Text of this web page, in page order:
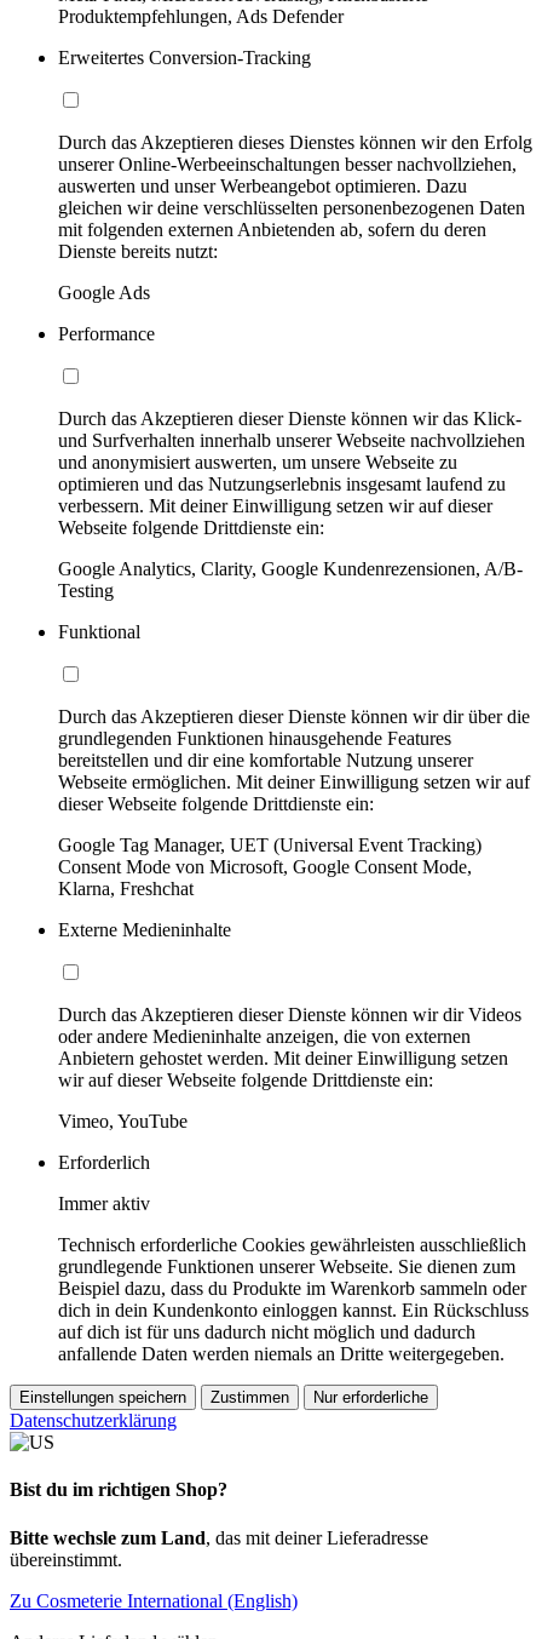
Produktempfehlungen, Ads Defender
Erweitertes Conversion-Tracking
Durch das Akzeptieren dieses Dienstes können wir den Erfolg
unserer Online-Werbeeinschaltungen besser nachvollziehen,
auswerten und unser Werbeangebot optimieren. Dazu
gleichen wir deine verschlüsselten personenbezogenen Daten
mit folgenden externen Anbietenden ab, sofern du deren
Dienste bereits nutzt:
Google Ads
Performance
Durch das Akzeptieren dieser Dienste können wir das Klick-
und Surfverhalten innerhalb unserer Webseite nachvollziehen
und anonymisiert auswerten, um unsere Webseite zu
optimieren und das Nutzungserlebnis insgesamt laufend zu
verbessern. Mit deiner Einwilligung setzen wir auf dieser
Webseite folgende Drittdienste ein:
Google Analytics, Clarity, Google Kundenrezensionen, A/B-
Testing
Funktional
Durch das Akzeptieren dieser Dienste können wir dir über die
grundlegenden Funktionen hinausgehende Features
bereitstellen und dir eine komfortable Nutzung unserer
Webseite ermöglichen. Mit deiner Einwilligung setzen wir auf
dieser Webseite folgende Drittdienste ein:
Google Tag Manager, UET (Universal Event Tracking)
Consent Mode von Microsoft, Google Consent Mode,
Klarna, Freshchat
Externe Medieninhalte
Durch das Akzeptieren dieser Dienste können wir dir Videos
oder andere Medieninhalte anzeigen, die von externen
Anbietern gehostet werden. Mit deiner Einwilligung setzen
wir auf dieser Webseite folgende Drittdienste ein:
Vimeo, YouTube
Erforderlich
Immer aktiv
Technisch erforderliche Cookies gewährleisten ausschließlich
grundlegende Funktionen unserer Webseite. Sie dienen zum
Beispiel dazu, dass du Produkte im Warenkorb sammeln oder
dich in dein Kundenkonto einloggen kannst. Ein Rückschluss
auf dich ist für uns dadurch nicht möglich und dadurch
anfallende Daten werden niemals an Dritte weitergegeben.
Einstellungen speichern Zustimmen Nur erforderliche
Datenschutzerklärung
Bist du im richtigen Shop?
Bitte wechsle zum Land, das mit deiner Lieferadresse
übereinstimmt.
Zu Cosmeterie International (English)